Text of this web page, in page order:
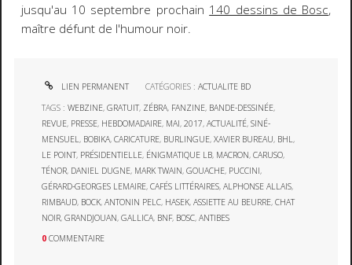
jusqu'au 10 septembre prochain 140 dessins de Bosc,
maître défunt de l'humour noir.
LIEN PERMANENT CATÉGORIES :ACTUALITE BD
TAGS :WEBZINE,GRATUIT, ZÉBRA, FANZINE, BANDE-DESSINÉE,
REVUE, PRESSE, HEBDOMADAIRE, MAI,2017,ACTUALITÉ,SINÉ-
MENSUEL , BOBIKA,CARICATURE, BURLINGUE,XAVIER BUREAU, BHL ,
LE POINT, PRÉSIDENTIELLE, ÉNIGMATIQUE LB, MACRON,CARUSO,
TÉNOR, DANIEL DUGNE, MARK TWAIN,GOUACHE, PUCCINI,
GÉRARD-GEORGES LEMAIRE,CAFÉS LITTÉRAIRES,ALPHONSE ALLAIS,
RIMBAUD, BOCK,ANTONIN PELC, HASEK,ASSIETTE AU BEURRE,CHAT
NOIR,GRANDJOUAN,GALLICA, BNF, BOSC,ANTIBES
0 COMMENTAIRE